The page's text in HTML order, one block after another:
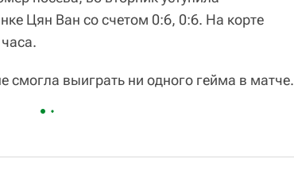
Цян Ван со счетом 0:6, 0:6. На корте
смогла выиграть ни одного гейма в матче.